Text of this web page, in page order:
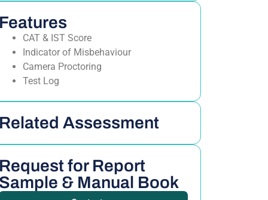
Features
CAT & IST Score
Indicator of Misbehaviour
Camera Proctoring
Test Log
Related Assessment
Request for Report
Sample & Manual Book